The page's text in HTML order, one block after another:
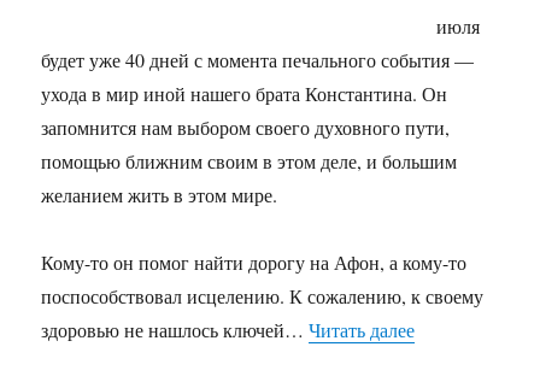
июля
будет уже 40 дней с момента печального события —
ухода в мир иной нашего брата Константина. Он
запомнится нам выбором своего духовного пути,
помощью ближним своим в этом деле, и большим
желанием жить в этом мире.
Кому-то он помог найти дорогу на Афон, а кому-то
поспособствовал исцелению. К сожалению, к своему
здоровью не нашлось ключей…Читать далее«Прощай,